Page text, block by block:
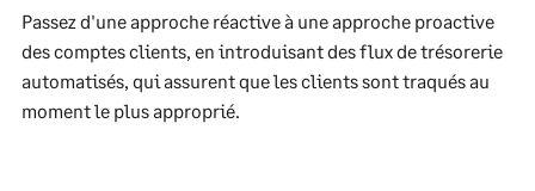
Passez d'une approche réactive à une approche proactive
des comptes clients, en introduisant des flux de trésorerie
automatisés, qui assurent que les clients sont traqués au
moment le plus approprié.